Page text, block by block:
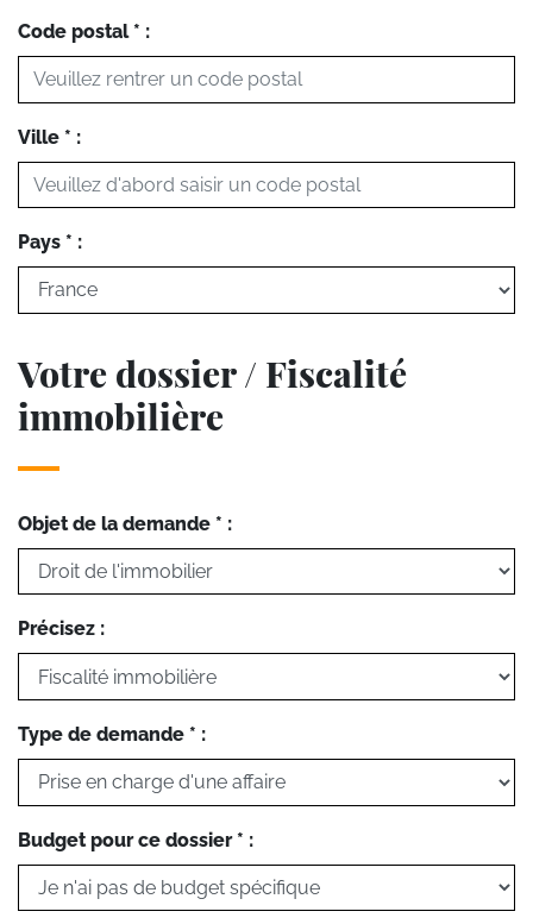
Code postal * :
Ville * :
Pays * :
Votre dossier / Fiscalité
immobilière
Objet de la demande * :
Précisez :
Type de demande * :
Budget pour ce dossier * :